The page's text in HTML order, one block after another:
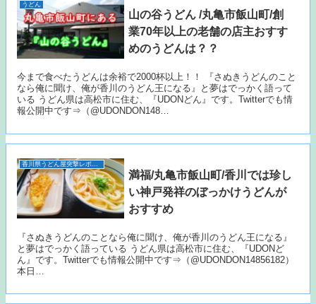
うどん
山の谷うどん /丸亀市飯山町/創
業70年以上の老舗の店主おすす
めのうどんは？？
今まで食べたうどんは余裕で2000杯以上！！ 『さぬきうどんのこと
なら俺に聞け、俺が香川のうどん王になる』と夢はでっかく語って
いる うどん県は高松市に住む、『UDONどん』です。Twitterでも情
報公開中です⇒（@UDONDON148…
香川県うどん屋突撃レポート
満福/丸亀市飯山町/香川では珍し
い神戸発祥のぼっかけうどんが
おすすめ
『さぬきうどんのことなら俺に聞け、俺が香川のうどん王になる』
と夢はでっかく語っている うどん県は高松市に住む、『UDONど
ん』です。Twitterでも情報公開中です⇒（@UDONDON14856182）
本日…